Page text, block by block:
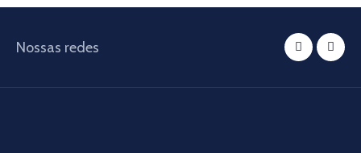
Nossas redes